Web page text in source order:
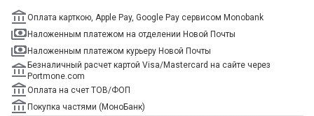
Оплата карткою, Apple Pay, Google Pay сервисом Monobank
Наложенным платежом на отделении Новой Почты
Наложенным платежом курьеру Новой Почты
Безналичный расчет картой Visa/Mastercard на сайте через
Portmone.com
Оплата на счет ТОВ/ФОП
Покупка частями (МоноБанк)